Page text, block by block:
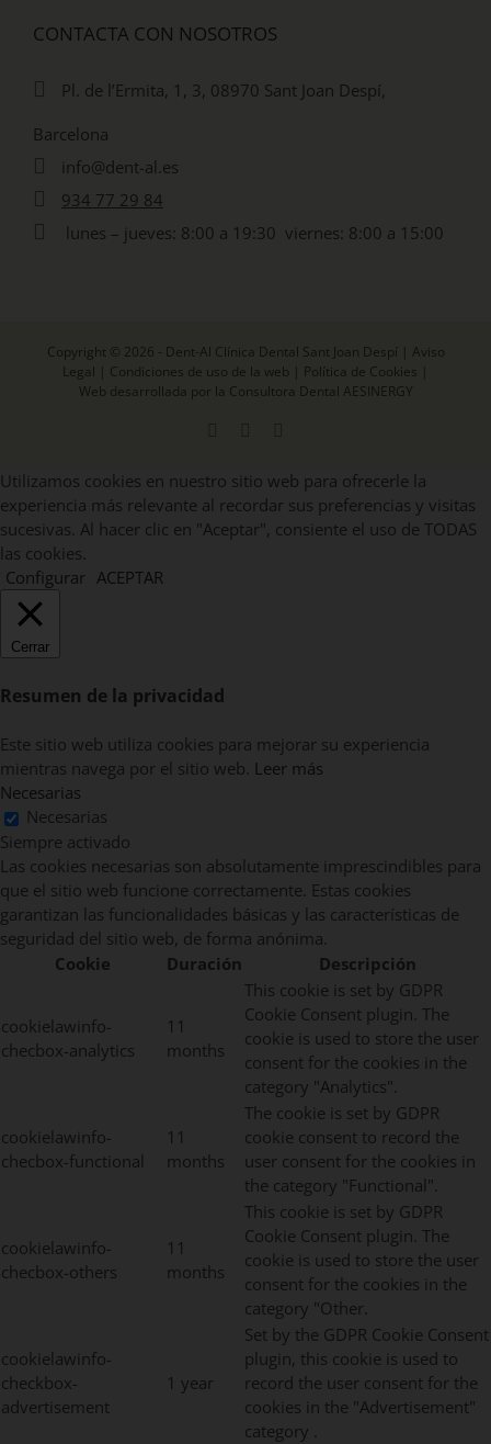
CONTACTA CON NOSOTROS
Pl. de l’Ermita, 1, 3, 08970 Sant Joan Despí,
Barcelona
info@dent-al.es
934 77 29 84
lunes – jueves: 8:00 a 19:30 viernes: 8:00 a 15:00
Copyright © 2026 - Dent-Al Clínica Dental Sant Joan Despí | Aviso
Legal
Condiciones de uso de la web Política de Cookies
Web desarrollada por la Consultora Dental AESINERGY
Utilizamos cookies en nuestro sitio web para ofrecerle la
experiencia más relevante al recordar sus preferencias y visitas
sucesivas. Al hacer clic en "Aceptar", consiente el uso de TODAS
las cookies.
Configurar ACEPTAR
Cerrar
Resumen de la privacidad
Este sitio web utiliza cookies para mejorar su experiencia
mientras navega por el sitio web. Leer más
Necesarias
Necesarias
Siempre activado
Las cookies necesarias son absolutamente imprescindibles para
que el sitio web funcione correctamente. Estas cookies
garantizan las funcionalidades básicas y las características de
seguridad del sitio web, de forma anónima.
Cookie
Duración Descripción
cookielawinfo-
checbox-analytics
11
months
This cookie is set by GDPR
Cookie Consent plugin. The
cookie is used to store the user
consent for the cookies in the
category "Analytics".
cookielawinfo-
checbox-functional
11
months
The cookie is set by GDPR
cookie consent to record the
user consent for the cookies in
the category "Functional".
cookielawinfo-
checbox-others
11
months
This cookie is set by GDPR
Cookie Consent plugin. The
cookie is used to store the user
consent for the cookies in the
category "Other.
cookielawinfo-
checkbox-
advertisement
1 year
Set by the GDPR Cookie Consent
plugin, this cookie is used to
record the user consent for the
cookies in the "Advertisement"
category .